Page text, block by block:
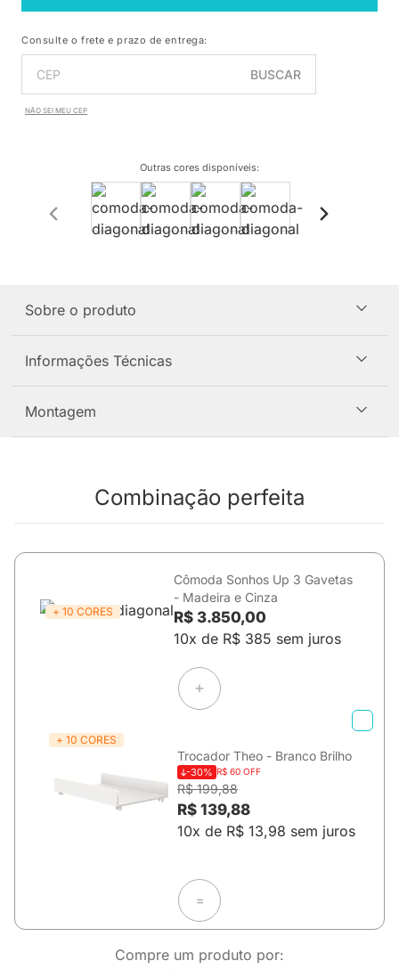
Consulte o frete e prazo de entrega:
BUSCAR
NÃO SEI MEU CEP
Outras cores disponíveis:
Sobre o produto
Informações Técnicas
Montagem
Combinação perfeita
+ 10 CORES
Cômoda Sonhos Up 3 Gavetas
- Madeira e Cinza
R$ 3.850,00
10x de R$ 385 sem juros
+ 10 CORES
Trocador Theo - Branco Brilho
-30% R$ 60 OFF
R$ 199,88
R$ 139,88
10x de R$ 13,98 sem juros
=
Compre um produto por: